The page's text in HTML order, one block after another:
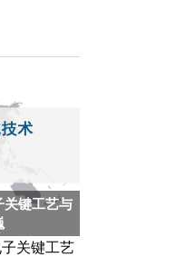
关键工艺与
关键工艺